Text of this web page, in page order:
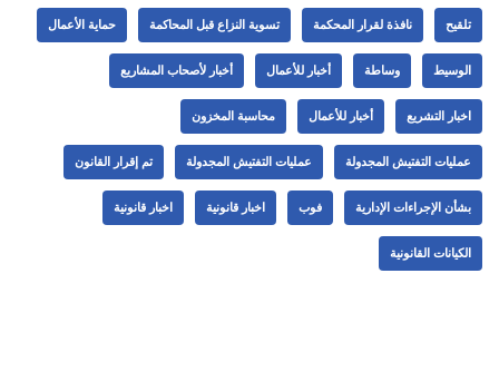
تلقيح نافذة لقرار المحكمة تسوية النزاع قبل المحاكمة حماية الأعمال
الوسيط وساطة أخبار للأعمال أخبار لأصحاب المشاريع
اخبار التشريع أخبار للأعمال محاسبة المخزون
عمليات التفتيش المجدولة عمليات التفتيش المجدولة تم إقرار القانون
بشأن الإجراءات الإدارية فوب اخبار قانونية اخبار قانونية
الكيانات القانونية